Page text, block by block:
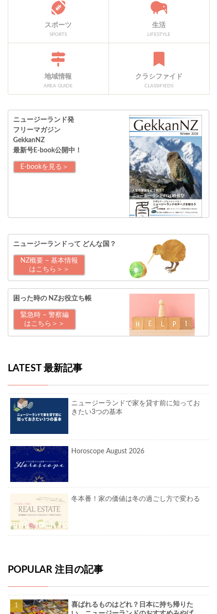
スポーツ
SPORTS
生活
LIFESTYLE
地域情報
AREA GUIDE
クラシファイド
CLASSIFIEDS
ニュージーランド発
フリーマガジン
GekkanNZ
最新号E-book公開中！
E-bookを見る＞
ニュージーランドって どんな国？
NZ概要 – 基本情報
はこちら＞＞
困った時の NZお役立ち帳
緊急時 – 警察編
はこちら＞＞
LATEST 最新記事
ニュージーランドで家を貸す前に知ってお
きたい3つの基本
Horoscope August 2026
冬本番！家の価値は冬の過ごし方で変わる
POPULAR 注目の記事
喜ばれるものはどれ？日本に持ち帰りた